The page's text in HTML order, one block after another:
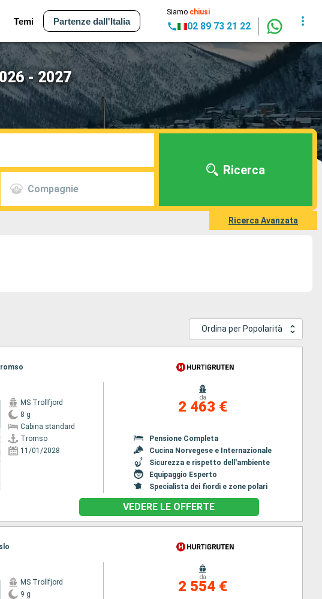
Temi Partenze dall'Italia
Siamo chiusi
02 89 73 21 22
- 2027
Compagnie
Ricerca
Ricerca Avanzata
Ordina per Popolarità
MS Trollfjord
8 g
Cabina standard
Tromso
11/01/2028
da
2 463 €
Pensione Completa
Cucina Norvegese e Internazionale
Sicurezza e rispetto dell'ambiente
Equipaggio Esperto
Specialista dei fiordi e zone polari
VEDERE LE OFFERTE
MS Trollfjord
9 g
da
2 554 €